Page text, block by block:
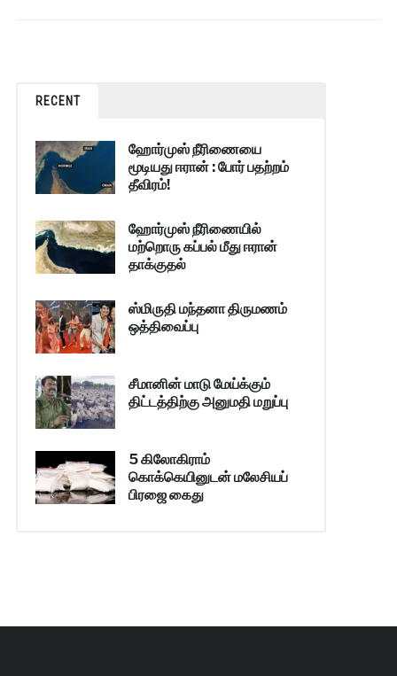
RECENT
ஹோர்முஸ் நீரிணையை
மூடியது ஈரான் : போர் பதற்றம்
தீவிரம்!
ஹோர்முஸ் நீரிணையில்
மற்றொரு கப்பல் மீது ஈரான்
தாக்குதல்
ஸ்மிருதி மந்தனா திருமணம்
ஒத்திவைப்பு
சீமானின் மாடு மேய்க்கும்
திட்டத்திற்கு அனுமதி மறுப்பு
5 கிலோகிராம்
கொக்கெயினுடன் மலேசியப்
பிரஜை கைது